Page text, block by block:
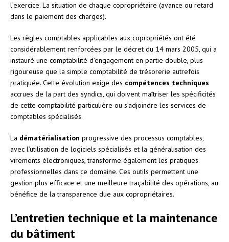
l’exercice. La situation de chaque copropriétaire (avance ou retard
dans le paiement des charges).
Les règles comptables applicables aux copropriétés ont été
considérablement renforcées par le décret du 14 mars 2005, qui a
instauré une comptabilité d’engagement en partie double, plus
rigoureuse que la simple comptabilité de trésorerie autrefois
pratiquée. Cette évolution exige des compétences techniques
accrues de la part des syndics, qui doivent maîtriser les spécificités
de cette comptabilité particulière ou s’adjoindre les services de
comptables spécialisés.
La dématérialisation progressive des processus comptables,
avec l’utilisation de logiciels spécialisés et la généralisation des
virements électroniques, transforme également les pratiques
professionnelles dans ce domaine. Ces outils permettent une
gestion plus efficace et une meilleure traçabilité des opérations, au
bénéfice de la transparence due aux copropriétaires.
L’entretien technique et la maintenance
du bâtiment